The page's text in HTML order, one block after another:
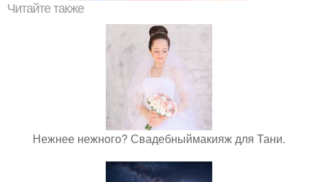
Читайте также
Нежнее нежного? Свадебныймакияж для Тани.